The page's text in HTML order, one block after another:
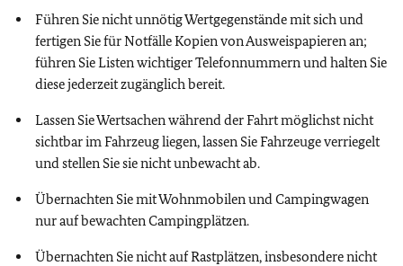
Führen Sie nicht unnötig Wertgegenstände mit sich und
fertigen Sie für Notfälle Kopien von Ausweispapieren an;
führen Sie Listen wichtiger Telefonnummern und halten Sie
diese jederzeit zugänglich bereit.
Lassen Sie Wertsachen während der Fahrt möglichst nicht
sichtbar im Fahrzeug liegen, lassen Sie Fahrzeuge verriegelt
und stellen Sie sie nicht unbewacht ab.
Übernachten Sie mit Wohnmobilen und Campingwagen
nur auf bewachten Campingplätzen.
Übernachten Sie nicht auf Rastplätzen, insbesondere nicht